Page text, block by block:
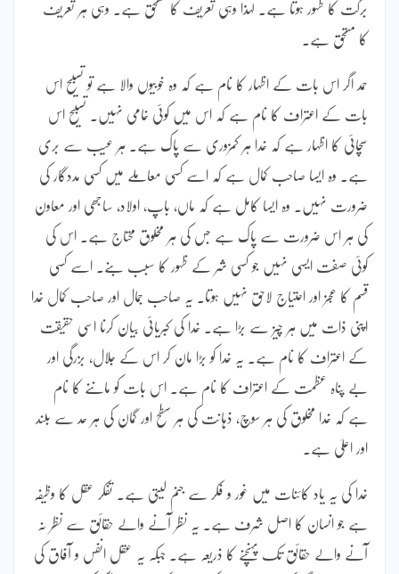
برکت کا ظہور ہوتا ہے۔ لہٰذا وہی تعریف کا مستحق ہے۔ وہی ہر تعریف
کا مستحق ہے۔
حمد اگر اس بات کے اظہار کا نام ہے کہ وہ خوبیوں والا ہے تو تسبیح اس
بات کے اعتراف کا نام ہے کہ اس میں کوئی خامی نہیں۔ تسبیح اس
سچائی کا اظہار ہے کہ خدا ہر کمزوری سے پاک ہے۔ ہر عیب سے بری
ہے۔ وہ ایسا صاحب کمال ہے کہ اسے کسی معاملے میں کسی مددگار کی
ضرورت نہیں۔ وہ ایسا کامل ہے کہ ماں، باپ، اولاد، ساجھی اور معاون
کی ہر اس ضرورت سے پاک ہے جس کی ہر مخلوق محتاج ہے۔ اس کی
کوئی صفت ایسی نہیں جو کسی شر کے ظہور کا سبب بنے۔ اسے کسی
قسم کا عجز اور احتیاج لاحق نہیں ہوتا۔ یہ صاحب جمال اور صاحب کمال خدا
اپنی ذات میں ہر چیز سے بڑا ہے۔ خدا کی کبریائی بیان کرنا اسی حقیقت
کے اعتراف کا نام ہے۔ یہ خدا کو بڑا مان کر اس کے جلال، بزرگی اور
بے پناہ عظمت کے اعتراف کا نام ہے۔ اس بات کو ماننے کا نام
ہے کہ خدا مخلوق کی ہر سوچ، ذہانت کی ہر سطح اور گمان کی ہر حد سے بلند
اور اعلیٰ ہے۔
خدا کی یہ یاد کائنات میں غور و فکر سے جنم لیتی ہے۔ تفکر عقل کا وظیفہ
ہے جو انسان کا اصل شرف ہے۔ یہ نظر آنے والے حقائق سے نظر نہ
آنے والے حقائق تک پہنچنے کا ذریعہ ہے۔ جبکہ یہ عقل انفس و آفاق کی